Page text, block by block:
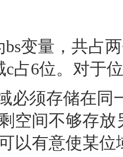
bs变量，共占
c占6位。对于
必须存储在
空间不够存
以有意使某